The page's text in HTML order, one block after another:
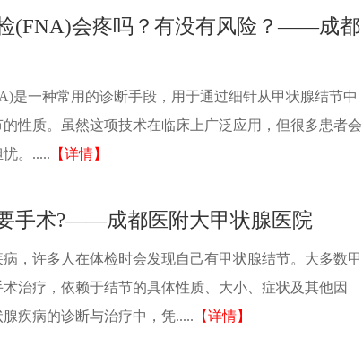
(FNA)会疼吗？有没有风险？——成都
是一种常用的诊断手段，用于通过细针从甲状腺结节中
性质。虽然这项技术在临床上广泛应用，但很多患者会
。..... 【详情】
手术?——成都医附大甲状腺医院
，许多人在体检时会发现自己有甲状腺结节。大多数甲
治疗，依赖于结节的具体性质、大小、症状及其他因
疾病的诊断与治疗中，凭..... 【详情】